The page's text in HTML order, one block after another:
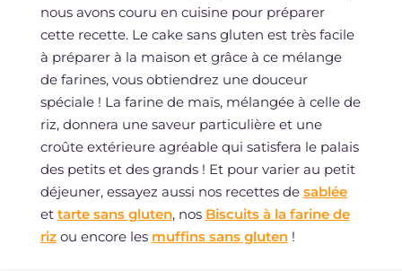
nous avons couru en cuisine pour préparer
cette recette. Le cake sans gluten est très facile
à préparer à la maison et grâce à ce mélange
de farines, vous obtiendrez une douceur
spéciale ! La farine de maïs, mélangée à celle de
riz, donnera une saveur particulière et une
croûte extérieure agréable qui satisfera le palais
des petits et des grands ! Et pour varier au petit
déjeuner, essayez aussi nos recettes de sablée
et tarte sans gluten, nos Biscuits à la farine de
rizou encore les muffins sans gluten!